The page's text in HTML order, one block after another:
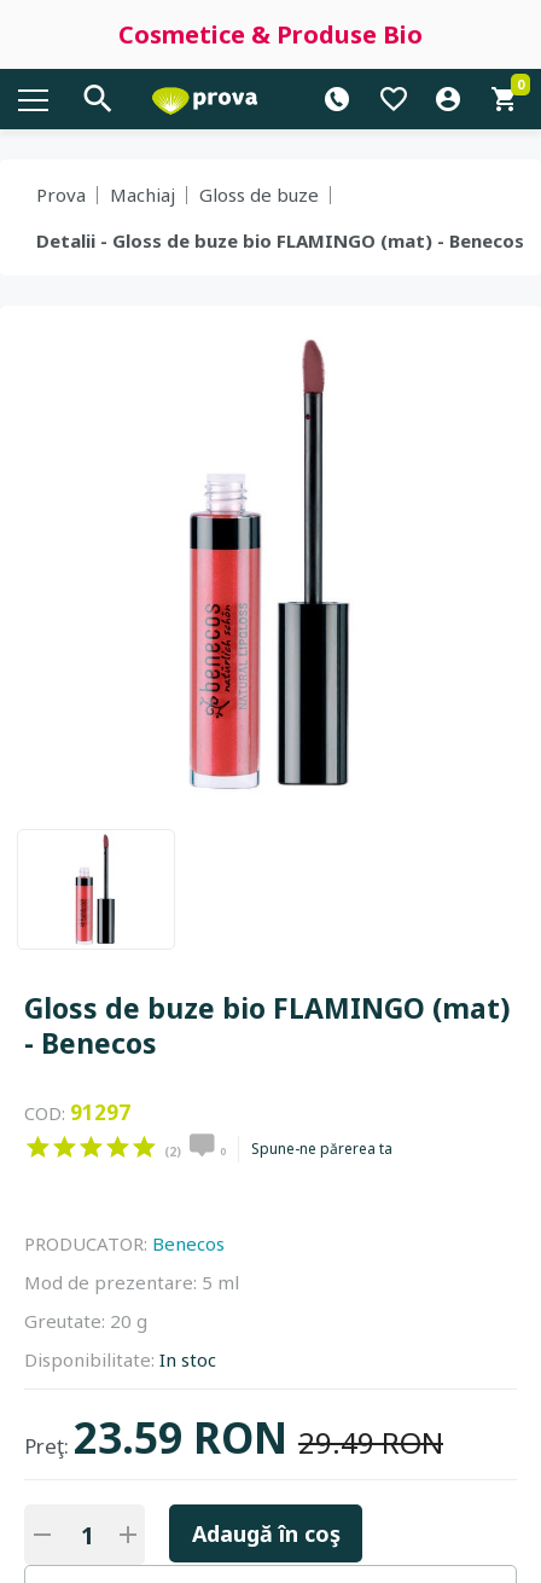
Cosmetice & Produse Bio
0
Prova Machiaj
Gloss de buze
Detalii - Gloss de buze bio FLAMINGO (mat) - Benecos
Gloss de buze bio FLAMINGO (mat)
- Benecos
COD: 91297
(2) 0 Spune-ne părerea ta
PRODUCATOR: Benecos
Mod de prezentare: 5 ml
Greutate: 20 g
Disponibilitate: In stoc
Preţ: 23.59 RON 29.49 RON
Adaugă în coş